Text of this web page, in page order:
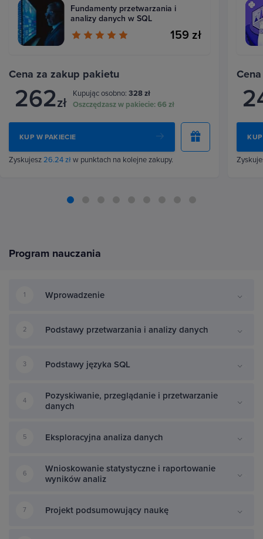
Fundamenty przetwarzania i
analizy danych w SQL
159 zł
Cena za zakup pakietu
262zł
Kupując osobno: 328 zł
Oszczędzasz w pakiecie:66 zł
KUP W PAKIECIE
Zyskujesz26.24 złw punktach na kolejne zakupy.
Program nauczania
1 Wprowadzenie
2 Podstawy przetwarzania i analizy danych
3 Podstawy języka SQL
4
Pozyskiwanie, przeglądanie i przetwarzanie
danych
5 Eksploracyjna analiza danych
6
Wnioskowanie statystyczne i raportowanie
wyników analiz
7 Projekt podsumowujący naukę